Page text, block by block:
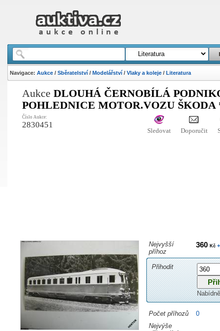
Navigace: Aukce/ Sběratelství/ Modelářství/ Vlaky a koleje/ Literatura
Aukce DLOUHÁ ČERNOBÍLÁ
POHLEDNICE MOTOR.VOZU ŠKODA
Číslo Aukce:
2830451
Sledovat Doporučit
Nejvyšší
příhoz
360 Kč+
Přihodit
Počet příhozů
0
Nejvýše